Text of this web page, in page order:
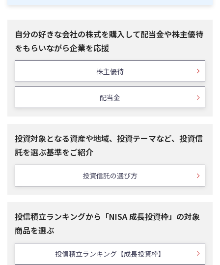
自分の好きな会社の株式を購入して配当金や株主優待
をもらいながら企業を応援
株主優待
配当金
投資対象となる資産や地域、投資テーマなど、投資信
託を選ぶ基準をご紹介
投資信託の選び方
投信積立ランキングから「NISA 成長投資枠」の対象
商品を選ぶ
投信積立ランキング【成長投資枠】